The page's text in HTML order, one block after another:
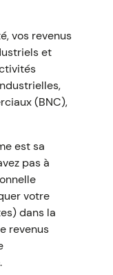
vos revenus
et
(BNC),
est sa
pas à
votre
dans la
revenus